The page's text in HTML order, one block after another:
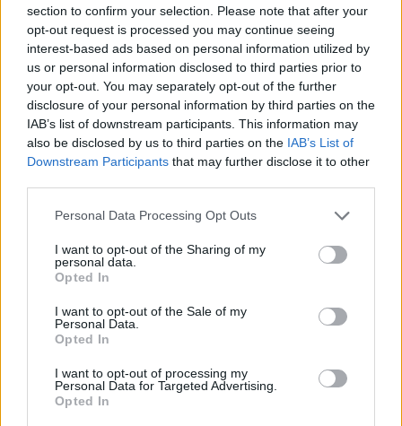
section to confirm your selection. Please note that after your
opt-out request is processed you may continue seeing
interest-based ads based on personal information utilized by
us or personal information disclosed to third parties prior to
your opt-out. You may separately opt-out of the further
disclosure of your personal information by third parties on the
IAB’s list of downstream participants. This information may
also be disclosed by us to third parties on the IAB’s List of
Downstream Participants that may further disclose it to other
Personal Data Processing Opt Outs
I want to opt-out of the Sharing of my
personal data.
Opted In
I want to opt-out of the Sale of my
Personal Data.
Opted In
I want to opt-out of processing my
Personal Data for Targeted Advertising.
Opted In
ΔΙΕΘΝΗ ΝΕΑ
αποκαλύπτει: «Οι Slipknot ήταν μια ανάσα από
Μουσικά νέα από την Ελλάδα και τη διεθνή μουσική